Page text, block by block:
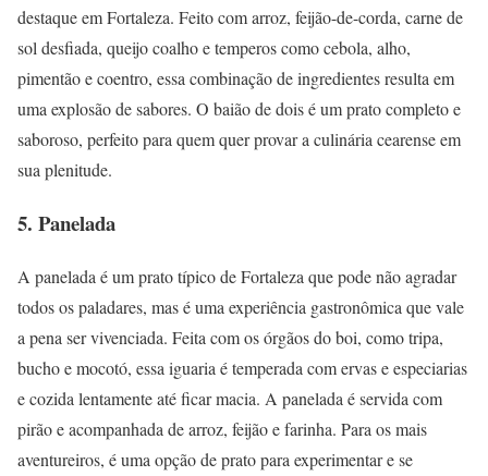
destaque em Fortaleza. Feito com arroz, feijão-de-corda, carne de
sol desfiada, queijo coalho e temperos como cebola, alho,
pimentão e coentro, essa combinação de ingredientes resulta em
uma explosão de sabores. O baião de dois é um prato completo e
saboroso, perfeito para quem quer provar a culinária cearense em
sua plenitude.
5. Panelada
A panelada é um prato típico de Fortaleza que pode não agradar
todos os paladares, mas é uma experiência gastronômica que vale
a pena ser vivenciada. Feita com os órgãos do boi, como tripa,
bucho e mocotó, essa iguaria é temperada com ervas e especiarias
e cozida lentamente até ficar macia. A panelada é servida com
pirão e acompanhada de arroz, feijão e farinha. Para os mais
aventureiros, é uma opção de prato para experimentar e se